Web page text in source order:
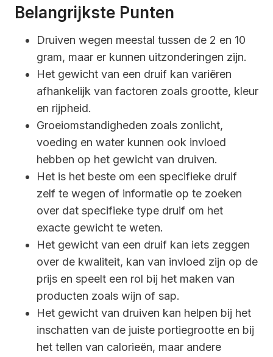
Belangrijkste Punten
Druiven wegen meestal tussen de 2 en 10
gram, maar er kunnen uitzonderingen zijn.
Het gewicht van een druif kan variëren
afhankelijk van factoren zoals grootte, kleur
en rijpheid.
Groeiomstandigheden zoals zonlicht,
voeding en water kunnen ook invloed
hebben op het gewicht van druiven.
Het is het beste om een specifieke druif
zelf te wegen of informatie op te zoeken
over dat specifieke type druif om het
exacte gewicht te weten.
Het gewicht van een druif kan iets zeggen
over de kwaliteit, kan van invloed zijn op de
prijs en speelt een rol bij het maken van
producten zoals wijn of sap.
Het gewicht van druiven kan helpen bij het
inschatten van de juiste portiegrootte en bij
het tellen van calorieën, maar andere